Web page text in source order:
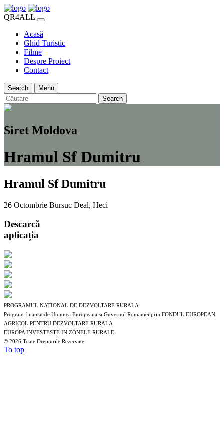
QR4ALL
Acasă
Ghid Turistic
Filme
Despre Proiect
Contact
Search
Menu
Search
Siret Moldova
Hramul Sf Dumitru
Hramul Sf Dumitru
26 Octombrie Bursuc Deal, Heci
Descarcă
aplicația
PROGRAMUL NATIONAL DE DEZVOLTARE RURALA
Program finantat de Uniunea Europeana si Guvernul Romaniei prin FONDUL EUROPEAN
AGRICOL PENTRU DEZVOLTARE RURALA
EUROPA INVESTESTE IN ZONELE RURALE
© 2026 Toate Drepturile Rezervate
To top